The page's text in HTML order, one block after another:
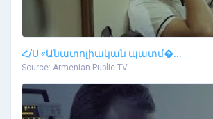
Հ/Ս «Անատոլիական պատմ�...
Source: Armenian Public TV